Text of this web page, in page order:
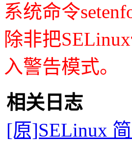
系统命令
除非把
入警告模式。
相关日志
[原]SELinux